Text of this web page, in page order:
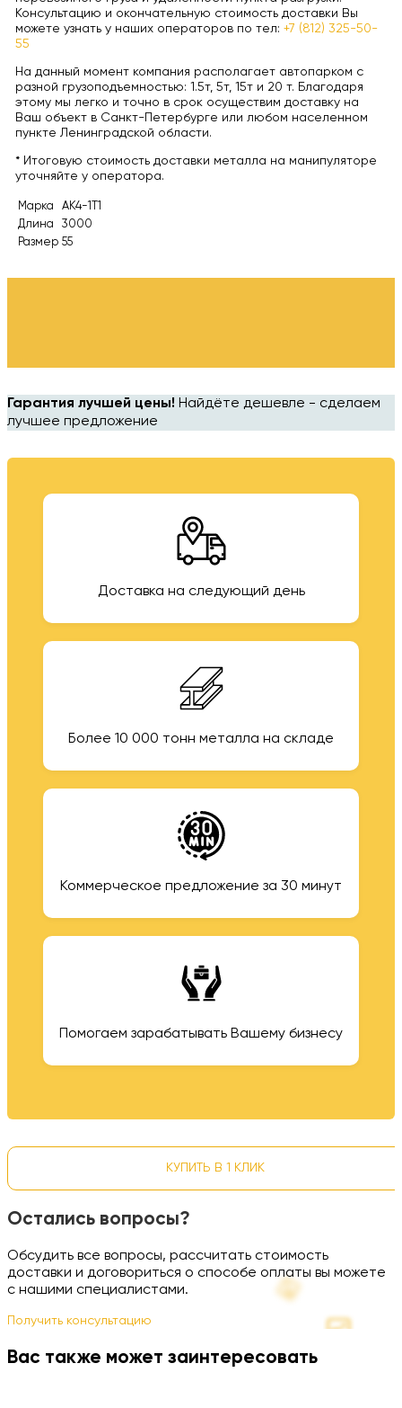
Консультацию и окончательную стоимость доставки Вы
можете узнать у наших операторов по тел: +7 (812) 325-50-
55
На данный момент компания располагает автопарком с
разной грузоподъемностью: 1.5т, 5т, 15т и 20 т. Благодаря
этому мы легко и точно в срок осуществим доставку на
Ваш объект в Санкт-Петербурге или любом населенном
пункте Ленинградской области.
* Итоговую стоимость доставки металла на манипуляторе
уточняйте у оператора.
Марка
АК4-1Т1
Длина
3000
Размер 55
Гарантия лучшей цены! Найдёте дешевле - сделаем
лучшее предложение
Доставка на следующий день
Более 10 000 тонн металла на складе
Коммерческое предложение за 30 минут
Помогаем зарабатывать Вашему бизнесу
КУПИТЬ В 1 КЛИК
Остались вопросы?
Обсудить все вопросы, рассчитать стоимость
доставки и договориться о способе оплаты вы можете
с нашими специалистами.
Получить консультацию
Вас также может заинтересовать